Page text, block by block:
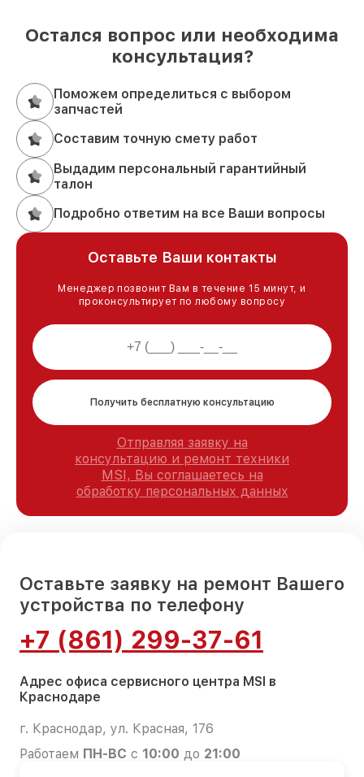
Остался вопрос или необходима
консультация?
Поможем определиться с выбором
запчастей
Составим точную смету работ
Выдадим персональный гарантийный
талон
Подробно ответим на все Ваши вопросы
Оставьте Ваши контакты
Менеджер позвонит Вам в течение 15 минут, и
проконсультирует по любому вопросу
Получить бесплатную консультацию
Отправляя заявку на
консультацию и ремонт техники
MSI, Вы соглашаетесь на
обработку персональных данных
Оставьте заявку на ремонт Вашего
устройства по телефону
+7 (861) 299-37-61
Адрес офиса сервисного центра MSI в
Краснодаре
г. Краснодар, ул. Красная, 176
Работаем ПН-ВС с 10:00 до 21:00